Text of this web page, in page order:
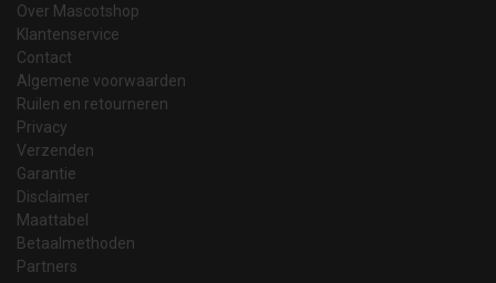
Over Mascotshop
Klantenservice
Contact
Algemene voorwaarden
Ruilen en retourneren
Privacy
Verzenden
Garantie
Disclaimer
Maattabel
Betaalmethoden
Partners